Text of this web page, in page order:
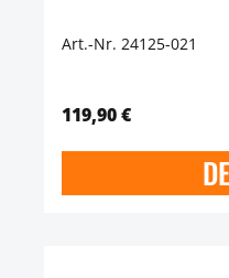
Art.-Nr. 24125-021
119,90 €